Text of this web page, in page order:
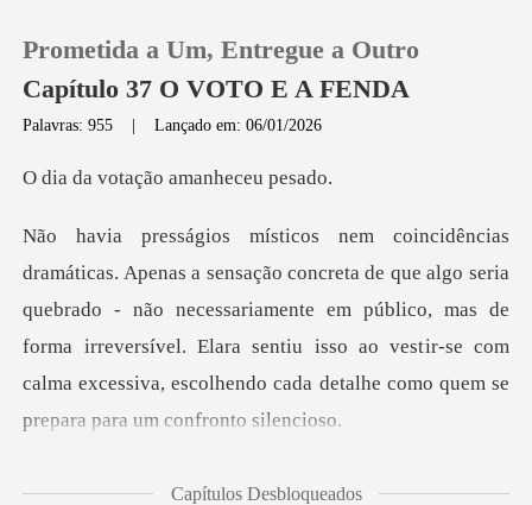
Loja
Histórico
Sair
Prometida a Um, Entregue a Outro
Capítulo 37 O VOTO E A FENDA
Palavras: 955 |Lançado em: 06/01/2026
tação amanh
eria
quebrado - não necessariamente em público, mas de
forma irreversível. Elara sentiu isso ao vest
Capítulos Desbloqueados